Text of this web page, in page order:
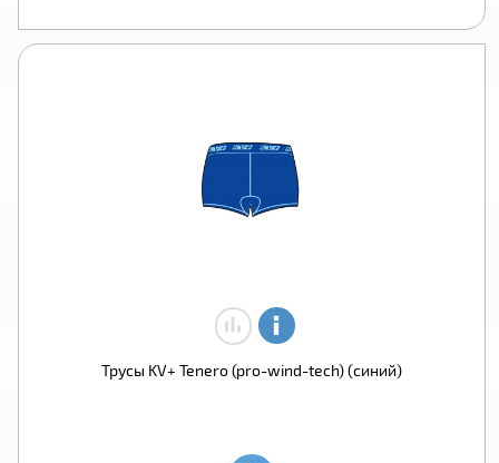
Трусы KV+ Tenero (pro-wind-tech) (синий)